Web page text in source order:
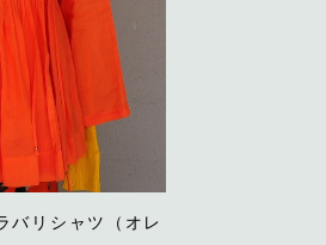
バリシャツ（オレ